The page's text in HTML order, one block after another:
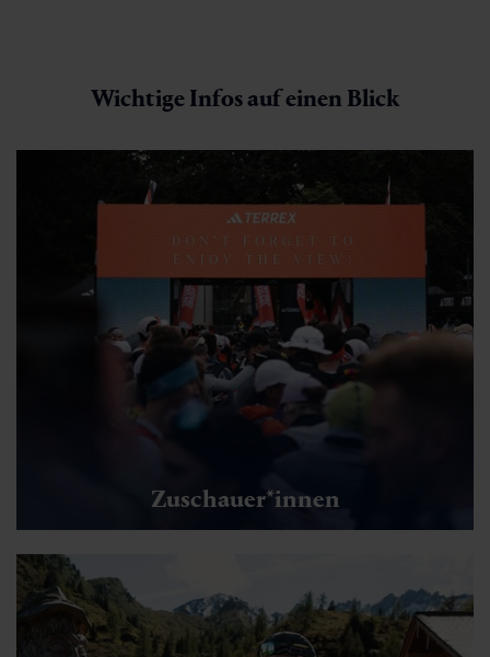
Wichtige Infos auf einen Blick
Zuschauer*innen